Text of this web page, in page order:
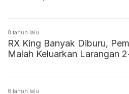
8 tahun lalu
RX King Banyak Diburu,
Malah Keluarkan Larangan
8 tahun lalu